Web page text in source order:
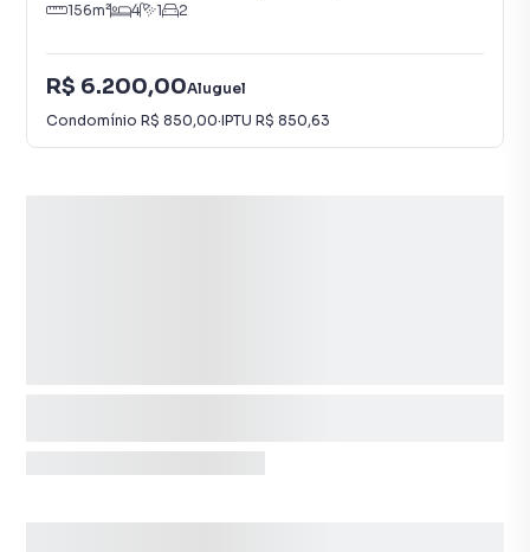
156m² 4 1 2
R$ 6.200,00Aluguel
Condomínio R$ 850,00·IPTU R$ 850,63